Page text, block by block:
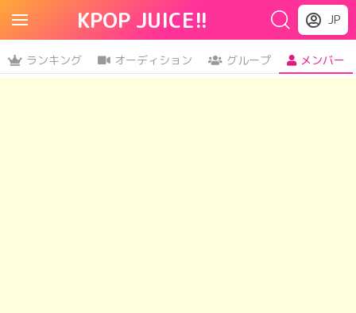
KPOP JUICE!! JP
ランキング オーディション グループ メンバー